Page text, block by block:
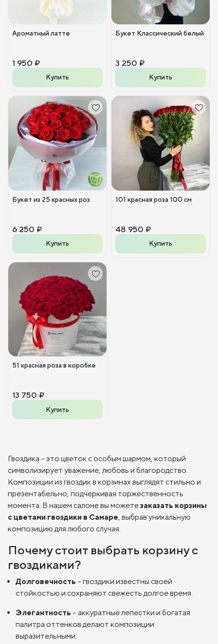
Ароматный латте
1 950 ₽
Купить
Букет Классический белый
3 250 ₽
Купить
Букет из 25 красных роз
6 250 ₽
Купить
101 красная роза 100 см
48 950 ₽
Купить
51 красная роза в коробке
13 750 ₽
Купить
Гвоздика – это цветок с особым шармом, который
символизирует уважение, любовь и благородство.
Композиции из гвоздик в корзинах выглядят стильно и
презентабельно, подчеркивая торжественность
момента. В нашем салоне вы можетезаказать корзины
с цветами гвоздики в Самаре, выбрав уникальную
композицию для любого случая.
Почему стоит выбрать корзину с
гвоздиками?
Долговечность – гвоздики известны своей
стойкостью и сохраняют свежесть долгое время.
Элегантность – аккуратные лепестки и богатая
палитра оттенков делают композиции
выразительными.